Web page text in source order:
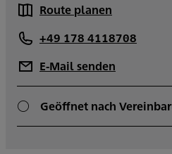
Route planen
+49 178 4118708
E-Mail senden
Geöffnet nach